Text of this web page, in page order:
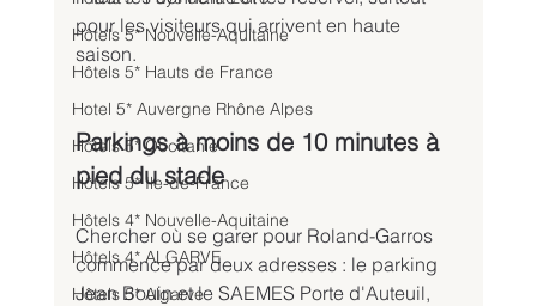
Hôtels 5* Nouvelle-Aquitaine
Hôtels 5* Hauts de France
Hotel 5* Auvergne Rhône Alpes
Hôtels 5* Occitanie
Hôtels 5* Ile-de-France
Hôtels 4* Nouvelle-Aquitaine
Hôtels 4* ALGARVE
Hôtels 5* Algarve
pour les visiteurs qui arrivent en haute
saison.
Parkings à moins de 10 minutes à
pied du stade
Chercher où se garer pour Roland-Garros
commence par deux adresses : le parking
Jean Bouin et le SAEMES Porte d'Auteuil,